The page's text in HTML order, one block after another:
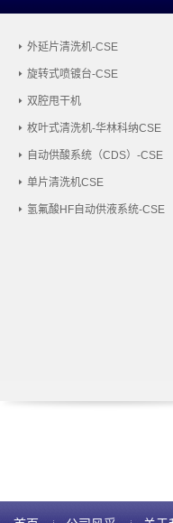
外延片清洗机-CSE
旋转式喷镀台-CSE
双腔甩干机
枚叶式清洗机-华林科纳CSE
自动供酸系统（CDS）-CSE
单片清洗机CSE
氢氟酸HF自动供液系统-CSE